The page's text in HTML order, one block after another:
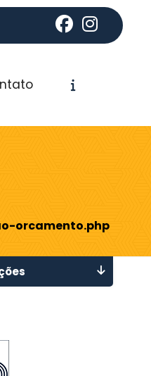
orcamento.php
orcamento.php
botao-